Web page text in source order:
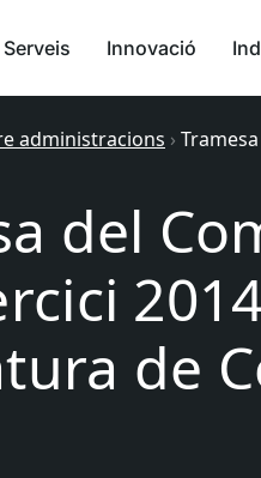
Serveis Innovació
administracions ›
del
de